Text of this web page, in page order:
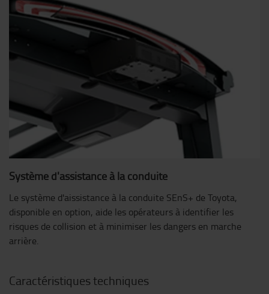
Système d'assistance à la conduite
Le système d'aissistance à la conduite SEnS+ de Toyota,
disponible en option, aide les opérateurs à identifier les
risques de collision et à minimiser les dangers en marche
arrière.
Caractéristiques techniques